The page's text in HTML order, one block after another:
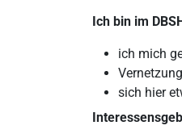
Ich bin im
ich mich
sich hier